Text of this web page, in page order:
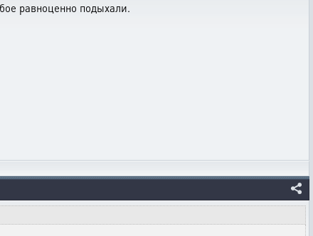
равноценно подыхали.